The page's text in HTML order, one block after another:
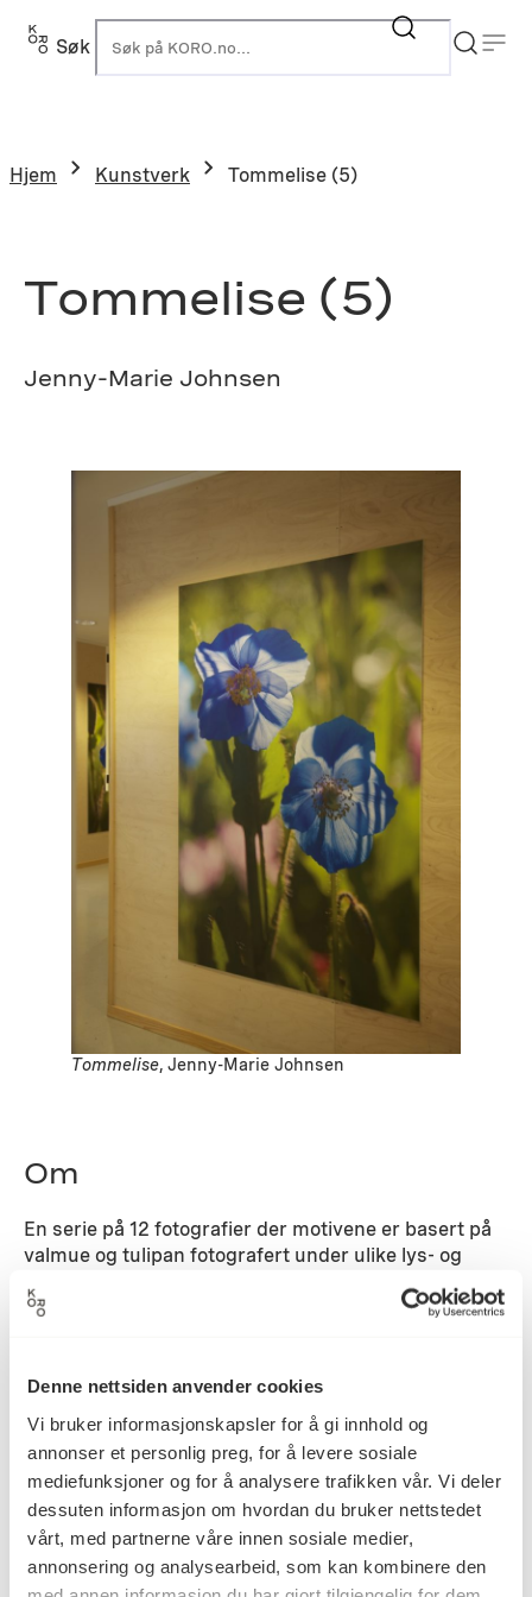
Denne nettsiden anvender cookies
Vi bruker informasjonskapsler for å gi innhold og
annonser et personlig preg, for å levere sosiale
mediefunksjoner og for å analysere trafikken vår. Vi deler
dessuten informasjon om hvordan du bruker nettstedet
vårt, med partnerne våre innen sosiale medier,
annonsering og analysearbeid, som kan kombinere den
Hopp
Søk
Hjem Kunstverk Tommelise (5)
Tommelise (5)
Jenny-Marie Johnsen
Tommelise, Jenny-Marie Johnsen
Om
En serie på 12 fotografier der motivene er basert på
valmue og tulipan fotografert under ulike lys- og
værforhold. Ideen er å bringe positive energier inn i
miljøet.
Datering 2010